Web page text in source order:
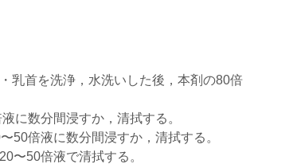
乳首を洗浄，水洗いした後，本剤の80倍
に数分間浸すか，清拭する。
50倍液に数分間浸すか，清拭する。
〜50倍液で清拭する。